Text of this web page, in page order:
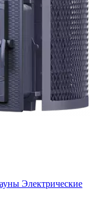
Электрические